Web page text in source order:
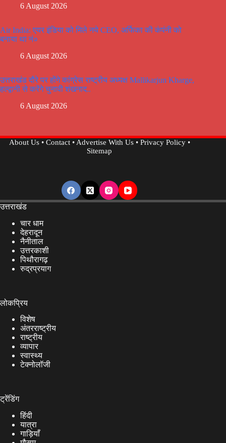
6 August 2026
Air India: एयर इंडिया को मिले नये CEO, अर्फिका की कंपंनी को
बनाया था नं०
6 August 2026
उत्तराखंड दौरे पर होंगे कांग्रेस राष्ट्रीय अध्यक्ष Mallikarjun Kharge,
हल्द्वानी से करेंगे चुनावी शंखनाद..
6 August 2026
About Us• Contact•Advertise With Us• Privacy Policy•
Sitemap
उत्तराखंड
चार धाम
देहरादून
नैनीताल
उत्तरकाशी
पिथौरागढ़
रुद्रप्रयाग
लोकप्रिय
विशेष
अंतरराष्ट्रीय
राष्ट्रीय
व्यापार
स्वास्थ्य
टेक्नोलॉजी
ट्रेंडिंग
हिंदी
यात्रा
गाड़ियाँ